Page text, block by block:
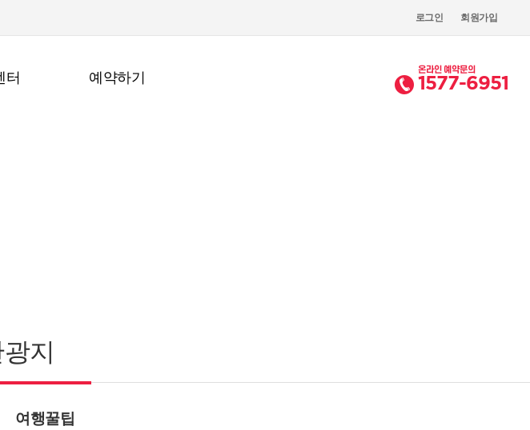
온라인 예약문의
1577-6951
로그인 회원가입
터 예약하기
지
여행꿀팁